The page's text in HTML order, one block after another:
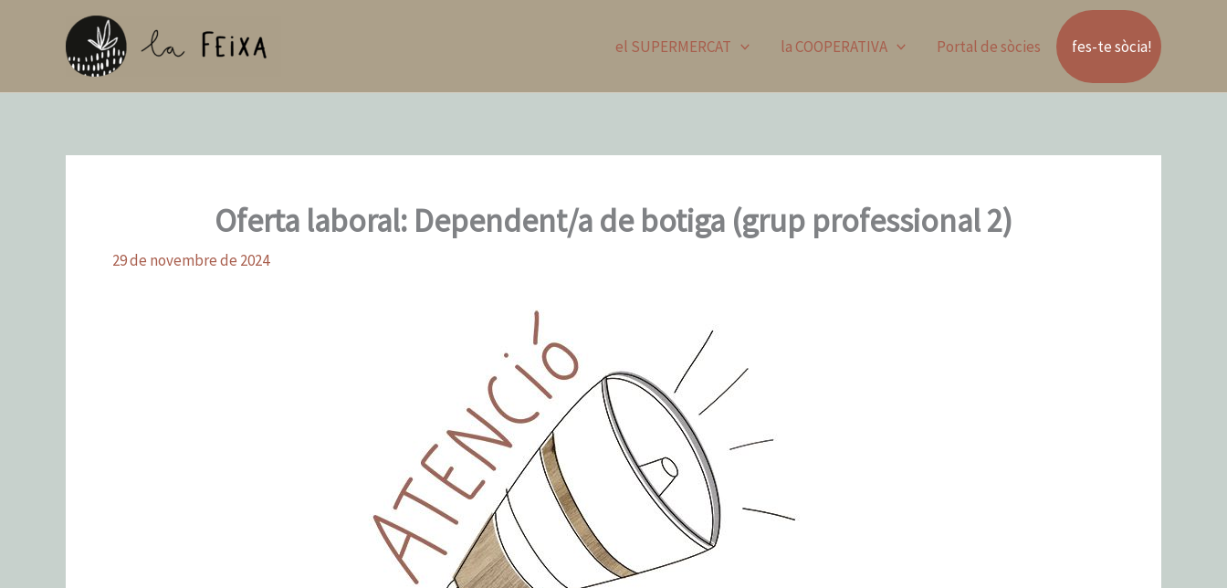
el SUPERMERCAT la COOPERATIVA Portal de sòcies fes-te sòcia!
Oferta laboral: Dependent/a de botiga (grup professional 2)
29 de novembre de 2024